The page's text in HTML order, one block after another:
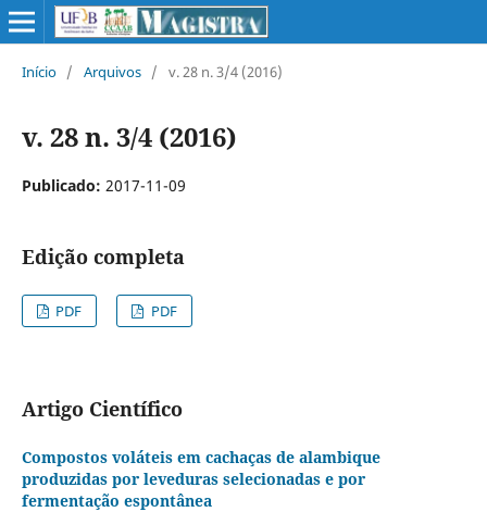
Início / Arquivos / v. 28 n. 3/4 (2016)
v. 28 n. 3/4 (2016)
Publicado: 2017-11-09
Edição completa
PDF PDF
Artigo Científico
Compostos voláteis em cachaças de alambique
produzidas por leveduras selecionadas e por
fermentação espontânea